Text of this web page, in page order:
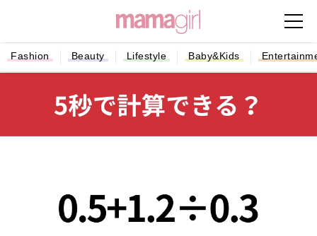
Fashion Beauty Lifestyle Baby&Kids